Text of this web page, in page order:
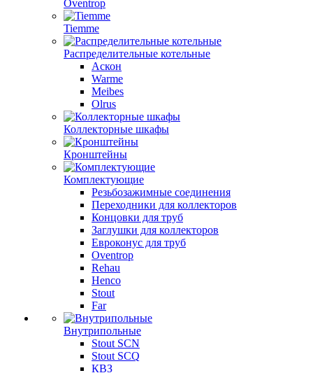
Oventrop
Tiemme
Распределительные котельные
Аскон
Warme
Meibes
Olrus
Коллекторные шкафы
Кронштейны
Комплектующие
Резьбозажимные соединения
Переходники для коллекторов
Концовки для труб
Заглушки для коллекторов
Евроконус для труб
Oventrop
Rehau
Henco
Stout
Far
Внутрипольные
Stout SCN
Stout SCQ
КВЗ